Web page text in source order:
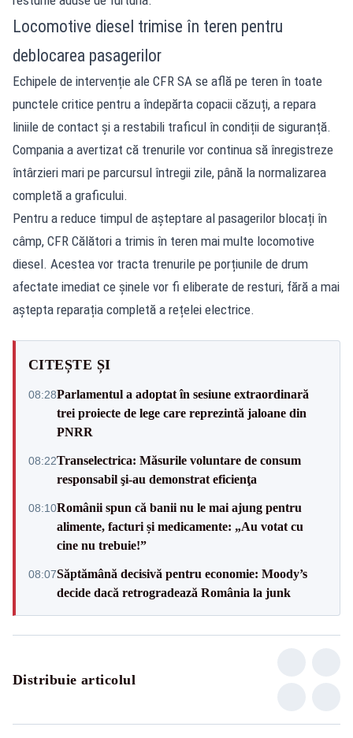
Locomotive diesel trimise în teren pentru
deblocarea pasagerilor
Echipele de intervenție ale CFR SA se află pe teren în toate
punctele critice pentru a îndepărta copacii căzuți, a repara
liniile de contact și a restabili traficul în condiții de siguranță.
Compania a avertizat că trenurile vor continua să înregistreze
întârzieri mari pe parcursul întregii zile, până la normalizarea
completă a graficului.
Pentru a reduce timpul de așteptare al pasagerilor blocați în
câmp, CFR Călători a trimis în teren mai multe locomotive
diesel. Acestea vor tracta trenurile pe porțiunile de drum
afectate imediat ce șinele vor fi eliberate de resturi, fără a mai
aștepta reparația completă a rețelei electrice.
CITEȘTE ȘI
08:28Parlamentul a adoptat în sesiune extraordinară
trei proiecte de lege care reprezintă jaloane din
PNRR
08:22Transelectrica: Măsurile voluntare de consum
responsabil şi-au demonstrat eficienţa
08:10Românii spun că banii nu le mai ajung pentru
alimente, facturi și medicamente: „Au votat cu
cine nu trebuie!”
08:07Săptămână decisivă pentru economie: Moody’s
decide dacă retrogradează România la junk
Distribuie articolul